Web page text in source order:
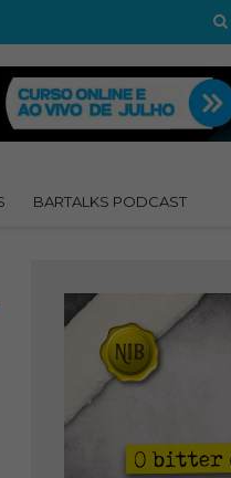
BARTALKS PODCAST